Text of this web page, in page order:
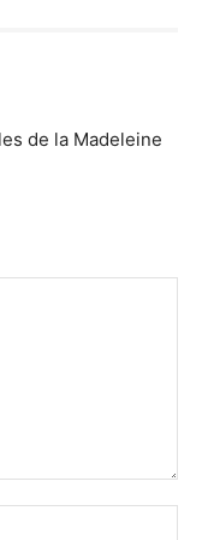
de la Madeleine